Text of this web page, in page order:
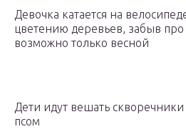
Девочка катается на
цветению деревьев, забыв про
возможно только весной
Дети идут вешать
псом